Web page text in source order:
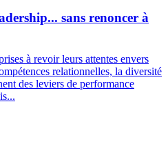
sans renoncer à
à revoir leurs attentes envers
relationnelles, la diversité
des leviers de performance